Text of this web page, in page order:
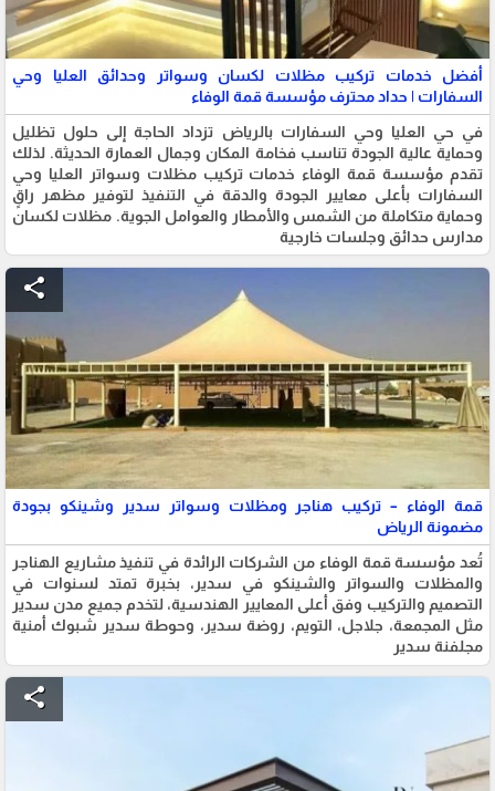
أفضل خدمات تركيب مظلات لكسان وسواتر وحدائق العليا وحي
السفارات | حداد محترف مؤسسة قمة الوفاء
في حي العليا وحي السفارات بالرياض تزداد الحاجة إلى حلول تظليل
وحماية عالية الجودة تناسب فخامة المكان وجمال العمارة الحديثة. لذلك
تقدم مؤسسة قمة الوفاء خدمات تركيب مظلات وسواتر العليا وحي
السفارات بأعلى معايير الجودة والدقة في التنفيذ لتوفير مظهر راقٍ
وحماية متكاملة من الشمس والأمطار والعوامل الجوية. مظلات لكسان
مدارس حدائق وجلسات خارجية
share
قمة الوفاء – تركيب هناجر ومظلات وسواتر سدير وشينكو بجودة
مضمونة الرياض
تُعد مؤسسة قمة الوفاء من الشركات الرائدة في تنفيذ مشاريع الهناجر
والمظلات والسواتر والشينكو في سدير، بخبرة تمتد لسنوات في
التصميم والتركيب وفق أعلى المعايير الهندسية، لتخدم جميع مدن سدير
مثل المجمعة، جلاجل، التويم، روضة سدير، وحوطة سدير شبوك أمنية
مجلفنة سدير
share